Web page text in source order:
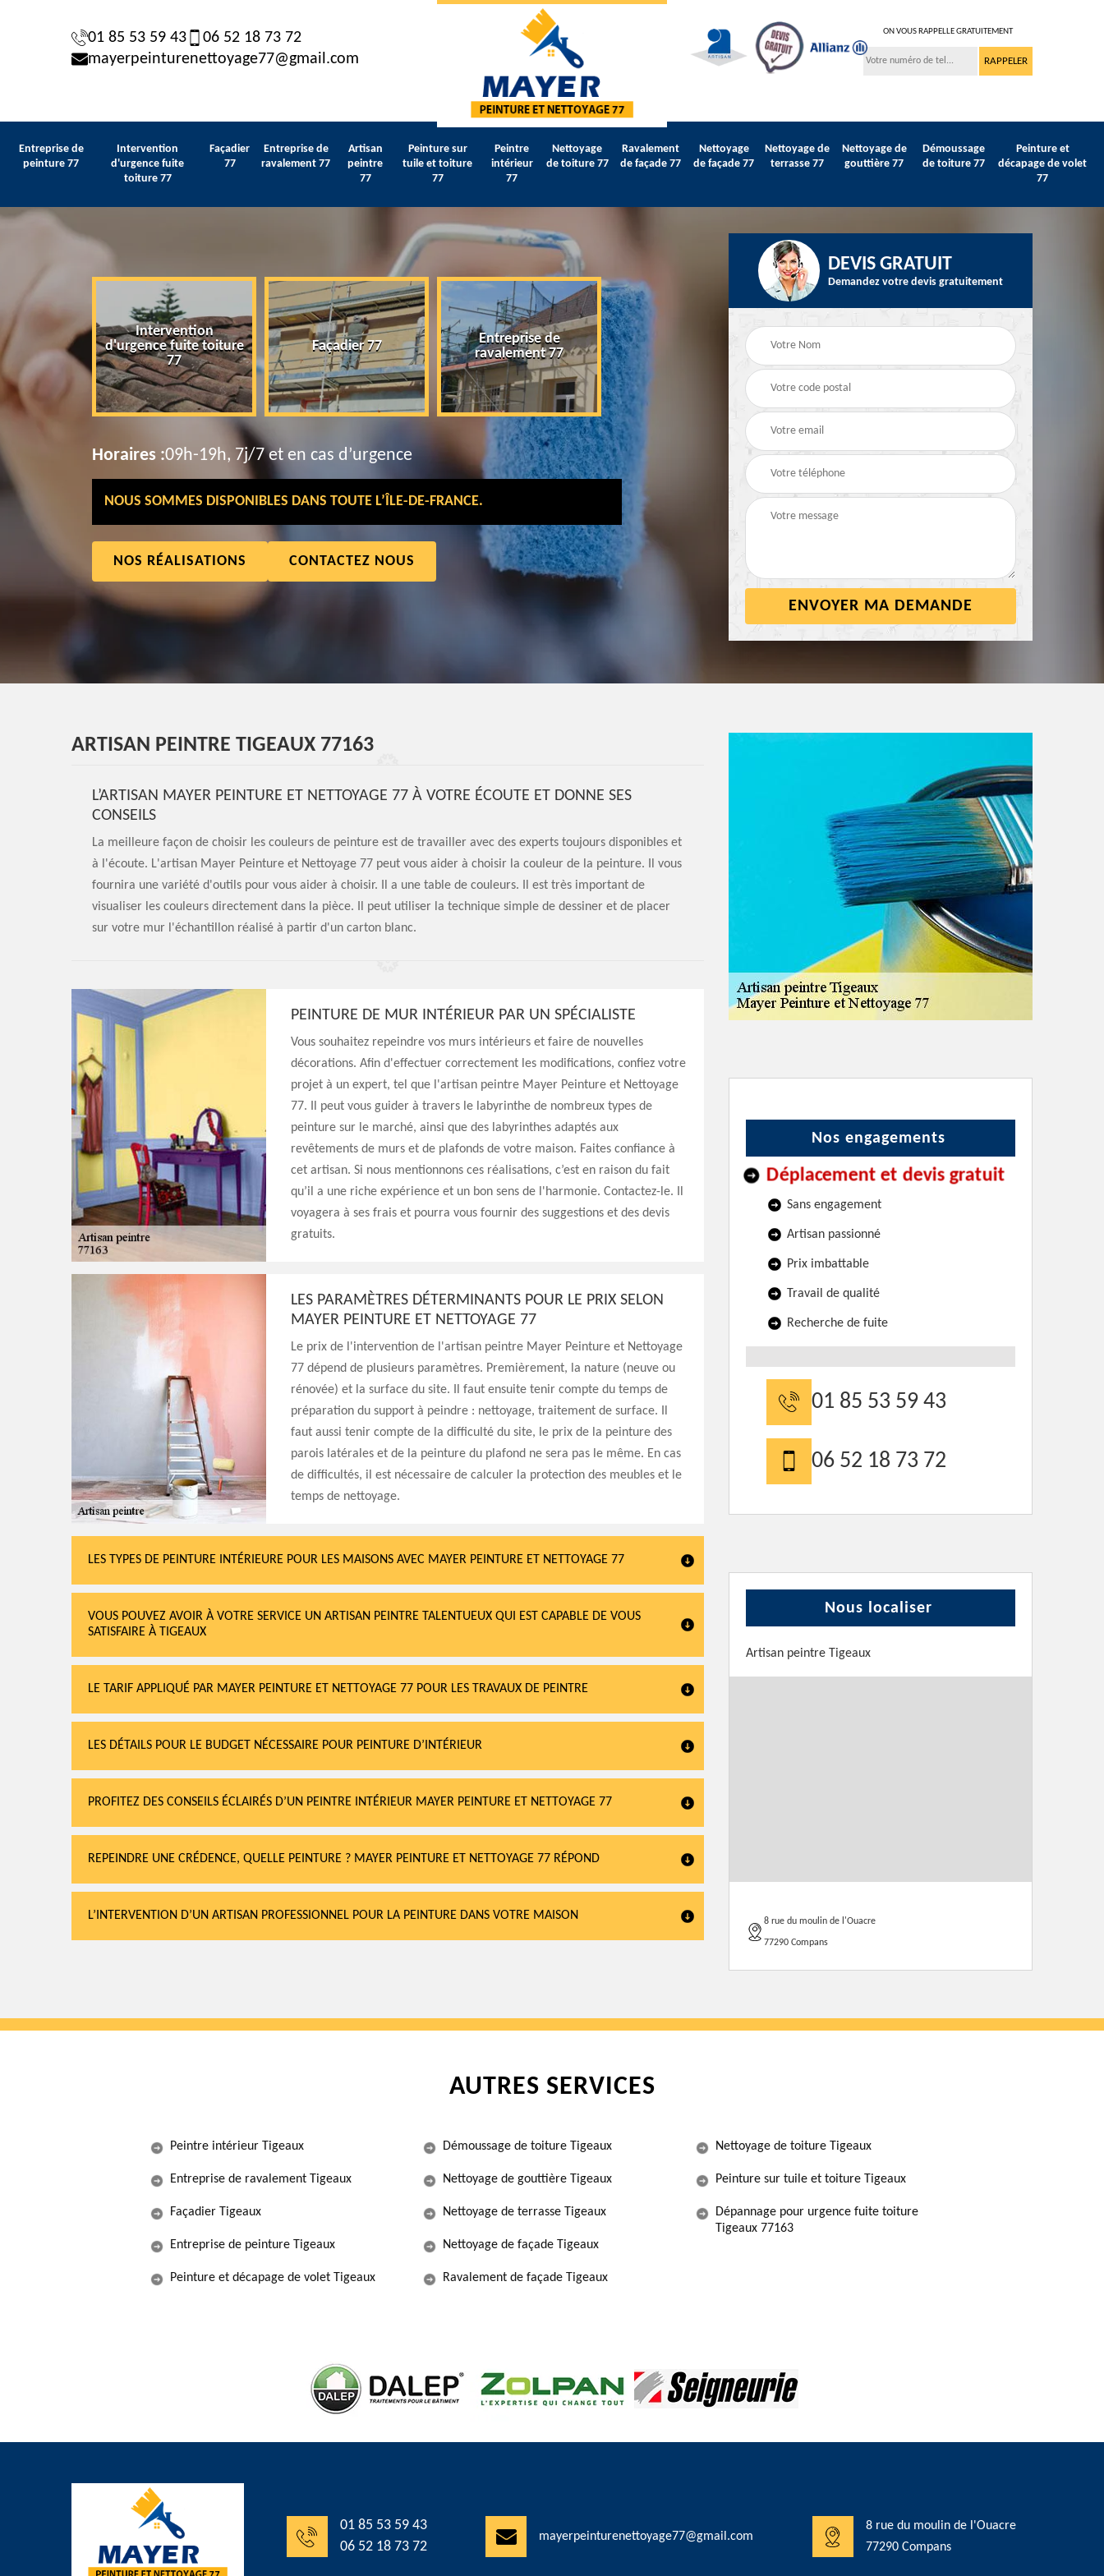
01 85 53 59 43
06 52 18 73 72
mayerpeinturenettoyage77@gmail.com
ON VOUS RAPPELLE GRATUITEMENT
Entreprise de
peinture 77
Intervention
d'urgence fuite
toiture 77
Façadier
77
Entreprise de
ravalement 77
Artisan
peintre
77
Peinture sur
tuile et toiture
77
Peintre
intérieur
77
Nettoyage
de toiture 77
Ravalement
de façade 77
Nettoyage
de façade 77
Nettoyage de
terrasse 77
Nettoyage de
gouttière 77
Démoussage
de toiture 77
Peinture et
décapage de volet
77
peinture
Intervention
d'urgence fuite toiture
77
Façadier 77
Entreprise de
ravalement 77
Artisan peintre 77
Peinture sur tuile et
Peintre intérieur 77
Horaires :09h-19h, 7j/7 et en cas d’urgence
NOUS SOMMES DISPONIBLES DANS TOUTE L’ÎLE-DE-FRANCE.
NOS RÉALISATIONS CONTACTEZ NOUS
DEVIS GRATUIT
Demandez votre devis gratuitement
ARTISAN PEINTRE TIGEAUX 77163
L’ARTISAN MAYER PEINTURE ET NETTOYAGE 77 À VOTRE ÉCOUTE ET DONNE SES
CONSEILS
La meilleure façon de choisir les couleurs de peinture est de travailler avec des experts toujours disponibles et
à l'écoute. L'artisan Mayer Peinture et Nettoyage 77 peut vous aider à choisir la couleur de la peinture. Il vous
fournira une variété d'outils pour vous aider à choisir. Il a une table de couleurs. Il est très important de
visualiser les couleurs directement dans la pièce. Il peut utiliser la technique simple de dessiner et de placer
sur votre mur l'échantillon réalisé à partir d'un carton blanc.
PEINTURE DE MUR INTÉRIEUR PAR UN SPÉCIALISTE
Vous souhaitez repeindre vos murs intérieurs et faire de nouvelles
décorations. Afin d'effectuer correctement les modifications, confiez votre
projet à un expert, tel que l'artisan peintre Mayer Peinture et Nettoyage
77. Il peut vous guider à travers le labyrinthe de nombreux types de
peinture sur le marché, ainsi que des labyrinthes adaptés aux
revêtements de murs et de plafonds de votre maison. Faites confiance à
cet artisan. Si nous mentionnons ces réalisations, c’est en raison du fait
qu’il a une riche expérience et un bon sens de l'harmonie. Contactez-le. Il
voyagera à ses frais et pourra vous fournir des suggestions et des devis
gratuits.
LES PARAMÈTRES DÉTERMINANTS POUR LE PRIX SELON
MAYER PEINTURE ET NETTOYAGE 77
Le prix de l'intervention de l'artisan peintre Mayer Peinture et Nettoyage
77 dépend de plusieurs paramètres. Premièrement, la nature (neuve ou
rénovée) et la surface du site. Il faut ensuite tenir compte du temps de
préparation du support à peindre : nettoyage, traitement de surface. Il
faut aussi tenir compte de la difficulté du site, le prix de la peinture des
parois latérales et de la peinture du plafond ne sera pas le même. En cas
de difficultés, il est nécessaire de calculer la protection des meubles et le
temps de nettoyage.
LES TYPES DE PEINTURE INTÉRIEURE POUR LES MAISONS AVEC MAYER PEINTURE ET NETTOYAGE 77
VOUS POUVEZ AVOIR À VOTRE SERVICE UN ARTISAN PEINTRE TALENTUEUX QUI EST CAPABLE DE VOUS
SATISFAIRE À TIGEAUX
LE TARIF APPLIQUÉ PAR MAYER PEINTURE ET NETTOYAGE 77 POUR LES TRAVAUX DE PEINTRE
LES DÉTAILS POUR LE BUDGET NÉCESSAIRE POUR PEINTURE D’INTÉRIEUR
PROFITEZ DES CONSEILS ÉCLAIRÉS D’UN PEINTRE INTÉRIEUR MAYER PEINTURE ET NETTOYAGE 77
REPEINDRE UNE CRÉDENCE, QUELLE PEINTURE ? MAYER PEINTURE ET NETTOYAGE 77 RÉPOND
L’INTERVENTION D’UN ARTISAN PROFESSIONNEL POUR LA PEINTURE DANS VOTRE MAISON
Nos engagements
Déplacement et devis gratuit
Sans engagement
Artisan passionné
Prix imbattable
Travail de qualité
Recherche de fuite
01 85 53 59 43
06 52 18 73 72
Nous localiser
Artisan peintre Tigeaux
8 rue du moulin de l'Ouacre
77290 Compans
AUTRES SERVICES
Peintre intérieur Tigeaux
Entreprise de ravalement Tigeaux
Façadier Tigeaux
Entreprise de peinture Tigeaux
Peinture et décapage de volet Tigeaux
Démoussage de toiture Tigeaux
Nettoyage de gouttière Tigeaux
Nettoyage de terrasse Tigeaux
Nettoyage de façade Tigeaux
Ravalement de façade Tigeaux
Nettoyage de toiture Tigeaux
Peinture sur tuile et toiture Tigeaux
Dépannage pour urgence fuite toiture
Tigeaux 77163
01 85 53 59 43
06 52 18 73 72
mayerpeinturenettoyage77@gmail.com
8 rue du moulin de l'Ouacre
77290 Compans